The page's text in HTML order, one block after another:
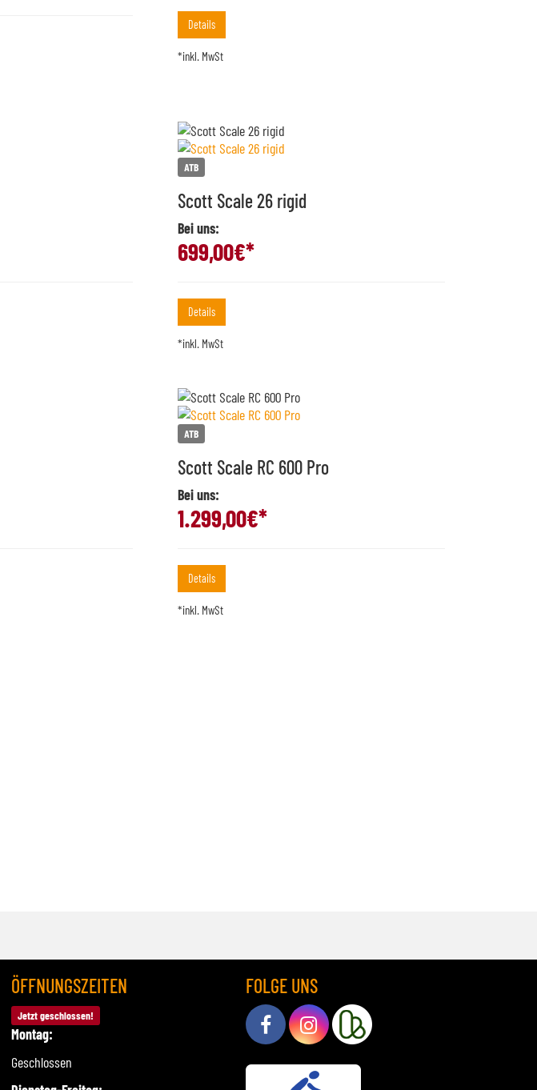
Details
*inkl. MwSt
ATB
Scott Scale 26 rigid
Bei uns:
699,00€*
Details
*inkl. MwSt
ATB
Scott Scale RC 600 Pro
Bei uns:
1.299,00€*
Details
*inkl. MwSt
ÖFFNUNGSZEITEN
Jetzt geschlossen!
Montag:
Geschlossen
FOLGE UNS